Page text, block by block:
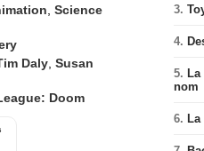
Science
Daly, Susan
Doom
3.
4.
5.
nom
6.